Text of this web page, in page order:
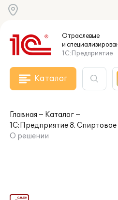
Отраслевые
и
1С:Предприятие
Каталог
Главная
Каталог
1С:Предприятие 8.
О решении